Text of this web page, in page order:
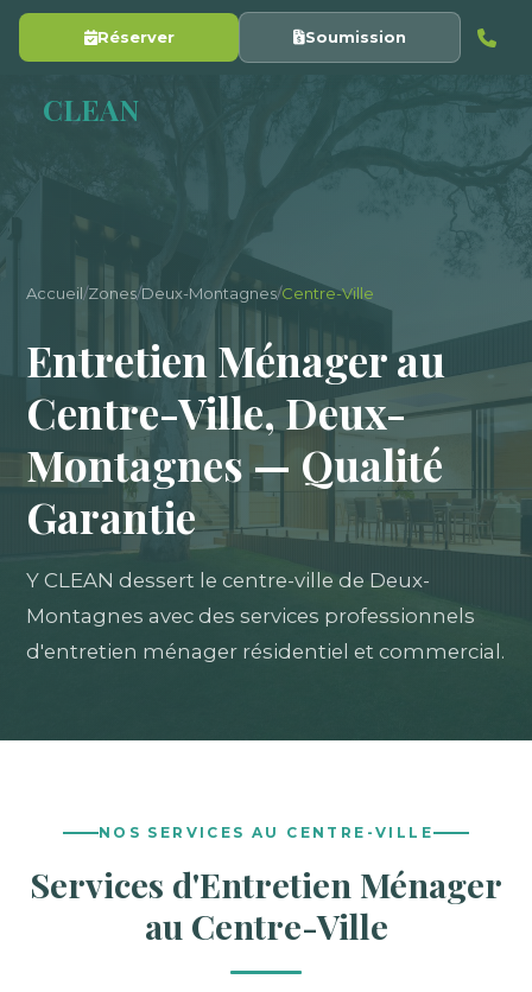
Réserver Soumission
CLEAN
Accueil/Zones/Deux-Montagnes/Centre-Ville
Entretien Ménager au
Centre-Ville, Deux-
Montagnes — Qualité
Garantie
Y CLEAN dessert le centre-ville de Deux-
Montagnes avec des services professionnels
d'entretien ménager résidentiel et commercial.
NOS SERVICES AU CENTRE-VILLE
Services d'Entretien Ménager
au Centre-Ville